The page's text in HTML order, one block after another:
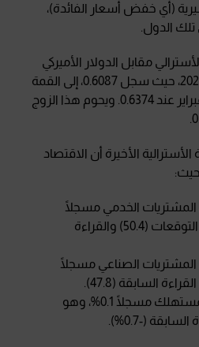
(أي خفض أسعار الفائدة)،
الدول.
مقابل الدولار الأميركي
بنحو 5% منذ قاع 3 فبراير 2025، حيث سجل 0.6087، إلى القمة
التي بلغها يوم الاثنين 17 فبراير عند 0.6374. ويحوم هذا الزوج
الأخيرة أن الاقتصاد
حيث:
الخدمي مسجلًا
51.2 نقطة، متجاوزًا التوقعات (50.4) والقراءة
الصناعي مسجلًا
ارتفع مؤشر ثقة المستهلك مسجلًا 0.1%، وهو
(-0.7%).